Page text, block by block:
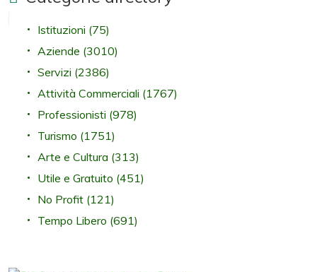
Istituzioni (75)
Aziende (3010)
Servizi (2386)
Attività Commerciali (1767)
Professionisti (978)
Turismo (1751)
Arte e Cultura (313)
Utile e Gratuito (451)
No Profit (121)
Tempo Libero (691)